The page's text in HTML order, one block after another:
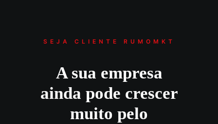
SEJA CLIENTE RUMOMKT
A sua empresa
ainda pode crescer
muito pelo